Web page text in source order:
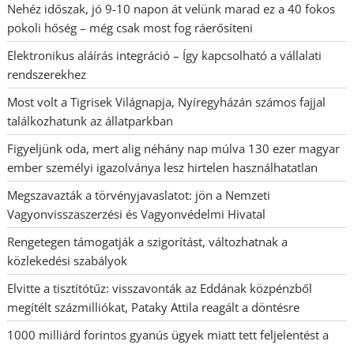
Nehéz időszak, jó 9-10 napon át velünk marad ez a 40 fokos
pokoli hőség – még csak most fog ráerősíteni
Elektronikus aláírás integráció – Így kapcsolható a vállalati
rendszerekhez
Most volt a Tigrisek Világnapja, Nyíregyházán számos fajjal
találkozhatunk az állatparkban
Figyeljünk oda, mert alig néhány nap múlva 130 ezer magyar
ember személyi igazolványa lesz hirtelen használhatatlan
Megszavazták a törvényjavaslatot: jön a Nemzeti
Vagyonvisszaszerzési és Vagyonvédelmi Hivatal
Rengetegen támogatják a szigorítást, változhatnak a
közlekedési szabályok
Elvitte a tisztítótűz: visszavonták az Eddának közpénzből
megítélt százmilliókat, Pataky Attila reagált a döntésre
1000 milliárd forintos gyanús ügyek miatt tett feljelentést a